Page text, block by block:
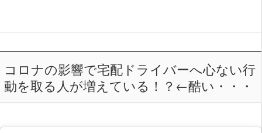
コロナの影響で宅配ドライバーへ心ない行
動を取る人が増えている！？←酷い・・・